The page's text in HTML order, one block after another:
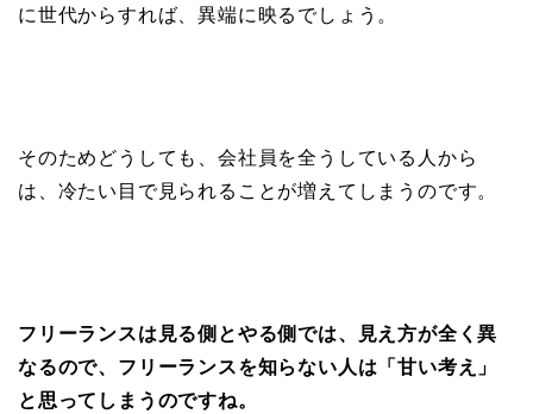
に世代からすれば、異端に映るでしょう。
そのためどうしても、会社員を全うしている人から
は、冷たい目で見られることが増えてしまうのです。
フリーランスは見る側とやる側では、見え方が全く異
なるので、フリーランスを知らない人は「甘い考え」
と思ってしまうのですね。